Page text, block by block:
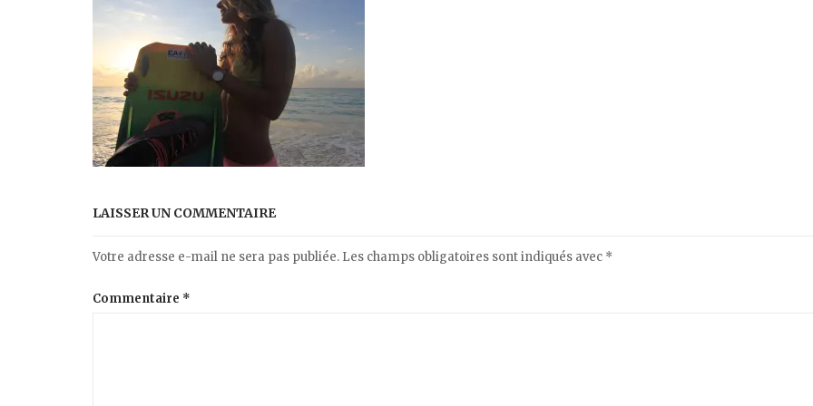
LAISSER UN COMMENTAIRE
Votre adresse e-mail ne sera pas publiée. Les champs obligatoires sont indiqués avec *
Commentaire *